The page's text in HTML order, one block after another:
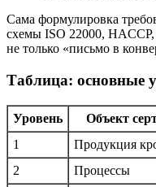
Сама формулировка
схемы ISO 22000,
не только «письмо в
Таблица: основные
Уровень Объект
1
Продукция
2
Процессы